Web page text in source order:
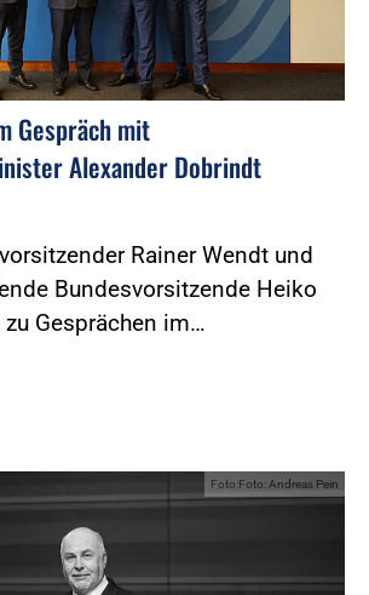
Gespräch mit
Alexander Dobrindt
Rainer Wendt und
Bundesvorsitzende Heiko
Gesprächen im…
Foto:Foto: Andreas Pein